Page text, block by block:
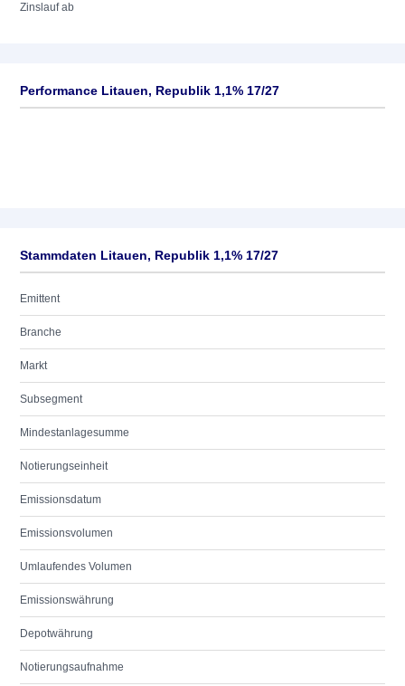
Zinslauf ab
Performance Litauen, Republik 1,1% 17/27
Stammdaten Litauen, Republik 1,1% 17/27
Emittent
Branche
Markt
Subsegment
Mindestanlagesumme
Notierungseinheit
Emissionsdatum
Emissionsvolumen
Umlaufendes Volumen
Emissionswährung
Depotwährung
Notierungsaufnahme